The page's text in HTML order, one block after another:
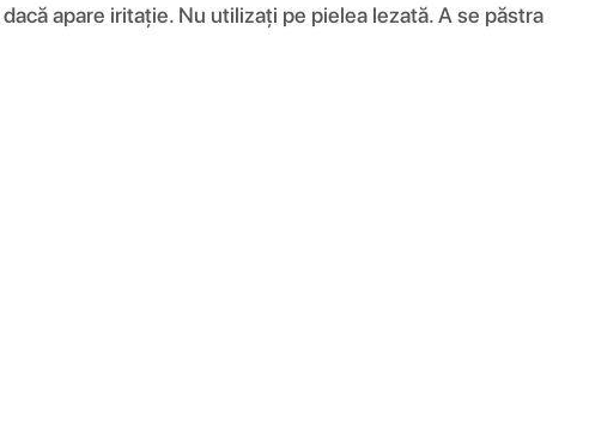
apare iritație. Nu utilizați pe pielea lezată. A se păstra